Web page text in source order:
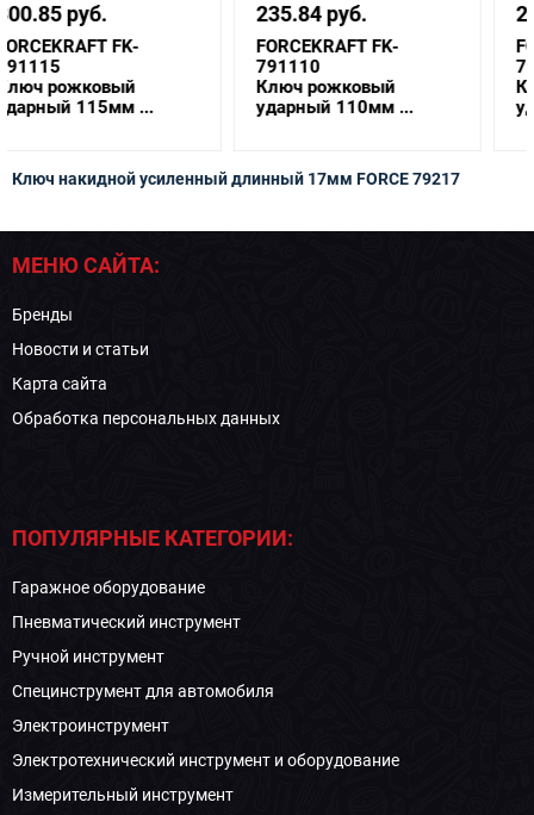
235.84 руб.
FORCEKRAFT FK-
791110
Ключ рожковый
ударный 110мм ...
264.28 руб.
FORCEKRAFT FK-
791105
Ключ рожковый
ударный 105мм ...
Ключ накидной усиленный длинный 17мм FORCE 79217
МЕНЮ САЙТА:
Бренды
Новости и статьи
Карта сайта
Обработка персональных данных
ПОПУЛЯРНЫЕ КАТЕГОРИИ:
Гаражное оборудование
Пневматический инструмент
Ручной инструмент
Специнструмент для автомобиля
Электроинструмент
Электротехнический инструмент и оборудование
Измерительный инструмент